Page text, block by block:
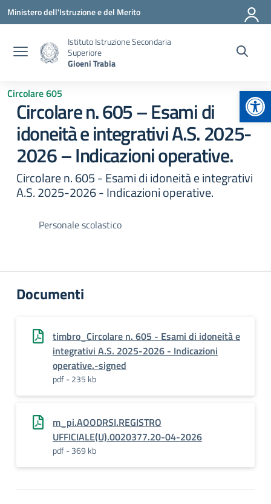
Vai ai contenuti
Vai al menu di navigazione
Vai al footer
Ministero dell'Istruzione e del Merito
Istituto Istruzione Secondaria
Superiore
Gioeni Trabia
Circolare 605
Circolare n. 605 – Esami di
idoneità e integrativi A.S. 2025-
2026 – Indicazioni operative.
Circolare n. 605 - Esami di idoneità e integrativi
A.S. 2025-2026 - Indicazioni operative.
Personale scolastico
Documenti
timbro_Circolare n. 605 - Esami di idoneità e
integrativi A.S. 2025-2026 - Indicazioni
operative.-signed
pdf - 235 kb
m_pi.AOODRSI.REGISTRO
UFFICIALE(U).0020377.20-04-2026
pdf - 369 kb